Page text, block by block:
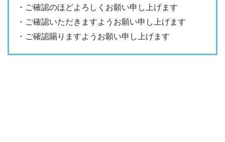
・ご確認のほどよろしくお願い申し上げます
・ご確認いただきますようお願い申し上げます
・ご確認賜りますようお願い申し上げます